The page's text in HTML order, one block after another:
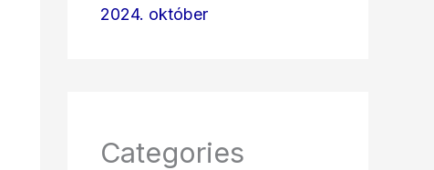
2024. október
Categories